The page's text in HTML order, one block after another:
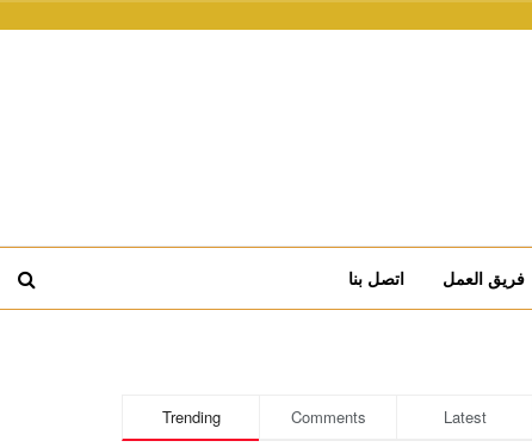
فريق العمل اتصل بنا
Trending Comments Latest